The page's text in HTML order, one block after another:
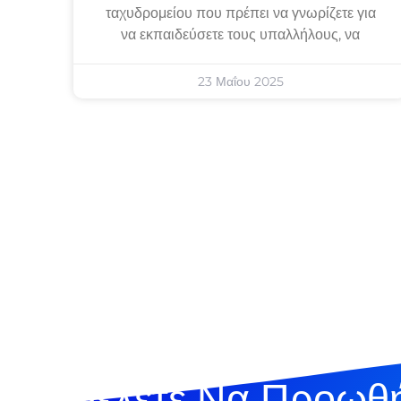
ταχυδρομείου που πρέπει να γνωρίζετε για
να εκπαιδεύσετε τους υπαλλήλους, να
23 Μαΐου 2025